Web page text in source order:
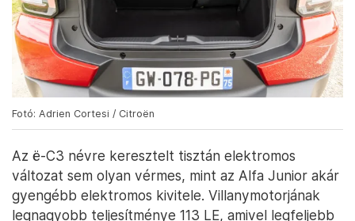
Fotó: Adrien Cortesi / Citroën
Az ë-C3 névre keresztelt tisztán elektromos
változat sem olyan vérmes, mint az Alfa Junior akár
gyengébb elektromos kivitele. Villanymotorjának
legnagyobb teljesítménye 113 LE, amivel legfeljebb